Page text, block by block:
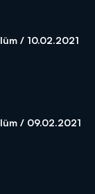
Yüzleşme 3. Bölüm / 10.02.2021
Yüzleşme 2. Bölüm / 09.02.2021